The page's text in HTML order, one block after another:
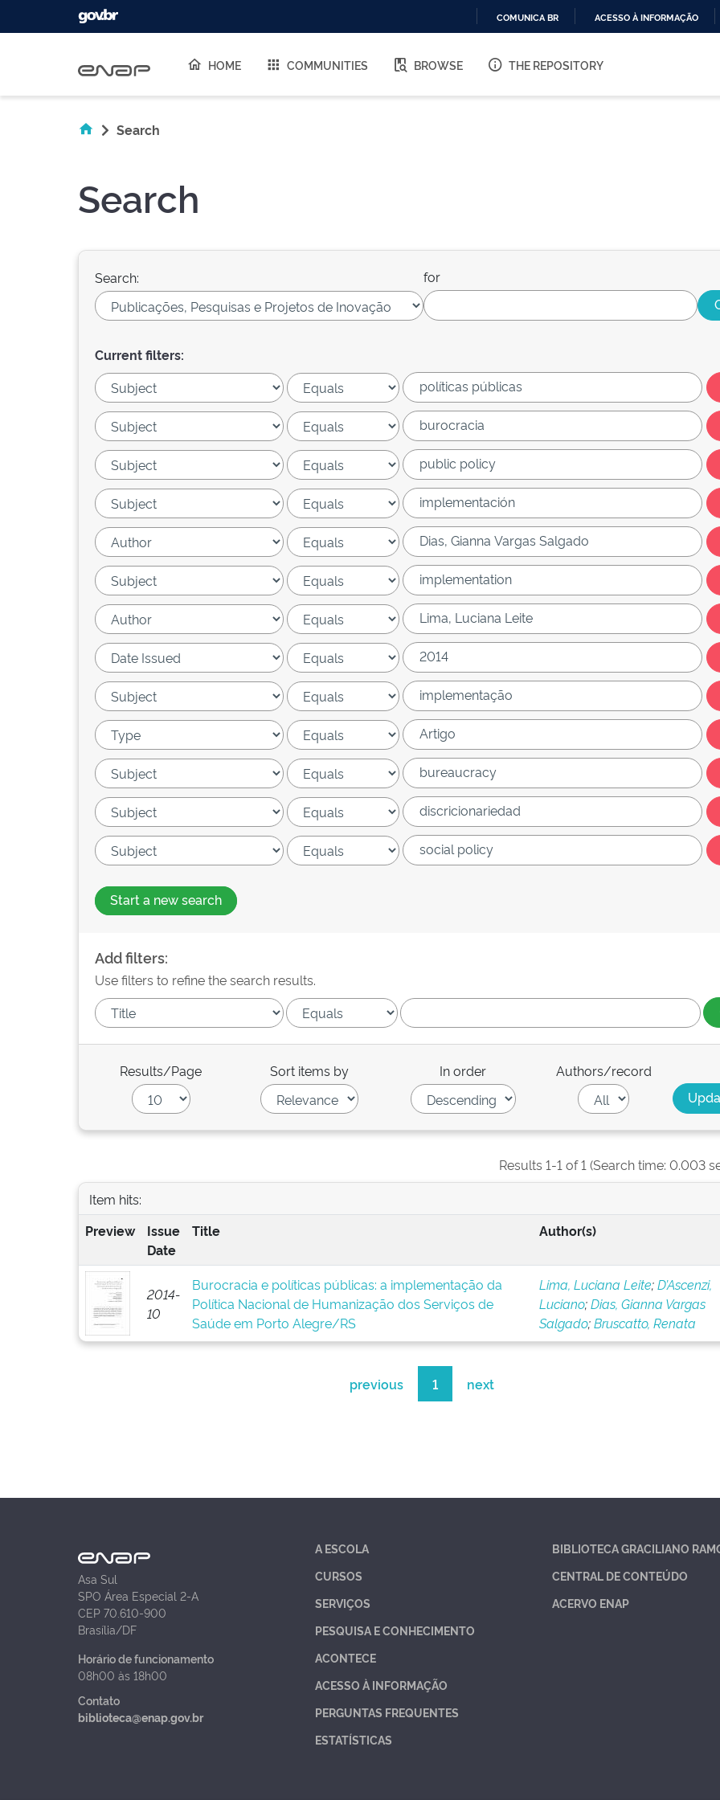
O
COMUNICA BR ACESSO À INFORMAÇÃO
HOME COMMUNITIES BROWSE THE REPOSITORY
Search
Search
Search: for
Current filters:
Start a new search
Add filters:
Use filters to refine the search results.
Results/Page Sort items by In order Authors/record
Results 1-1 of 1 (Search time: 0.003
Item hits:
Preview
Issue
Date
Title Author(s)
2014-
10
Burocracia e políticas públicas: a implementação da
Política Nacional de Humanização dos Serviços de
Saúde em Porto Alegre/RS
Lima, Luciana Leite;D’Ascenzi,
Luciano;Dias, Gianna Vargas
Salgado;Bruscatto, Renata
previous 1 next
Asa Sul
SPO Área Especial 2-A
CEP 70.610-900
Brasília/DF
Horário de funcionamento
08h00 às 18h00
Contato
biblioteca@enap.gov.br
A ESCOLA
CURSOS
SERVIÇOS
PESQUISA E CONHECIMENTO
ACONTECE
ACESSO À INFORMAÇÃO
PERGUNTAS FREQUENTES
ESTATÍSTICAS
BIBLIOTECA GRACILIANO
CENTRAL DE CONTEÚDO
ACERVO ENAP